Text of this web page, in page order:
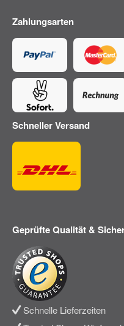
Zahlungsarten
Schneller Versand
Geprüfte Qualität &
Schnelle Lieferzeiten